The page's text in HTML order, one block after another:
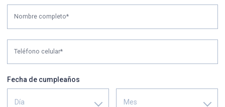
Nombre completo*
Teléfono celular*
Fecha de cumpleaños
Día Mes